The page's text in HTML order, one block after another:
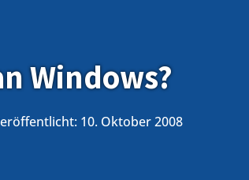
Windows?
10. Oktober 2008